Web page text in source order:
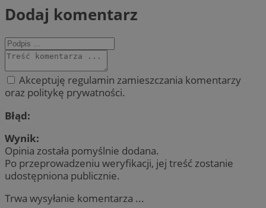
Dodaj komentarz
Akceptuję regulamin zamieszczania komentarzy
oraz politykę prywatności.
Błąd:
Wynik:
Opinia została pomyślnie dodana.
Po przeprowadzeniu weryfikacji, jej treść zostanie
udostępniona publicznie.
Trwa wysyłanie komentarza ...